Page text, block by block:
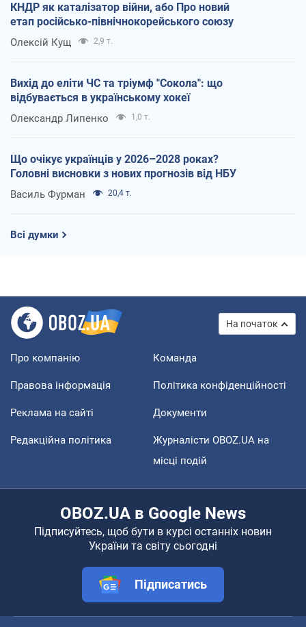
КНДР як каталізатор війни, або Про новий
етап російсько-північнокорейського союзу
Олексій Кущ 2,9 т.
Вихід до еліти ЧС та тріумф "Сокола": що
відбувається в українському хокеї
Олександр Липенко 1,0 т.
Що очікує українців у 2026–2028 роках?
Головні висновки з нових прогнозів від НБУ
Василь Фурман 20,4 т.
Всі думки
На початок
Про компанію Команда
Правова інформація Політика конфіденційності
Реклама на сайті Документи
Редакційна політика
Журналісти OBOZ.UA на
місці подій
OBOZ.UA в Google News
Підписуйтесь, щоб бути в курсі останніх новин
України та світу сьогодні
Підписатись